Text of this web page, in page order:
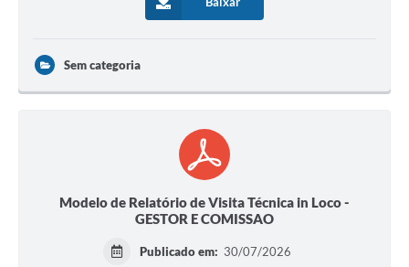
Sem categoria
Modelo de Relatório de Visita Técnica in Loco -
GESTOR E COMISSAO
Publicado em: 30/07/2026